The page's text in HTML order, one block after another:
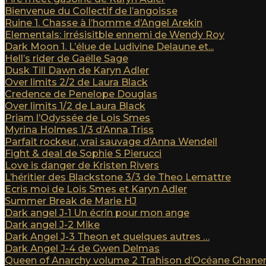
Bienvenue du Collectif de l’angoisse
Ruine 1. Chasse à l’homme d’Angel Arekin
Elementals: irrésisitble ennemi de Wendy Roy
Dark Moon 1. L’élue de Ludivine Delaune et...
Hell’s rider de Gaëlle Sage
Dusk Till Dawn de Karyn Adler
Over limits 2/2 de Laura Black
Credence de Penelope Douglas
Over limits 1/2 de Laura Black
Priam l’Odyssée de Lois Smes
Myrina Holmes 1/3 d’Anna Triss
Parfait rockeur, vrai sauvage d’Anna Wendell
Fight & deal de Sophie S Pierucci
Love is danger de Kristen Rivers
L’héritier des Blackstone 3/3 de Theo Lemattre
Ecris moi de Lois Smes et Karyn Adler
Summer Break de Marie HJ
Dark angel J-1 Un écrin pour mon ange
Dark angel J-2 Mike
Dark Angel J-3 Theon et quelques autres …
Dark Angel J-4 de Gwen Delmas
Queen of Anarchy volume 2 Trahison d’Océane